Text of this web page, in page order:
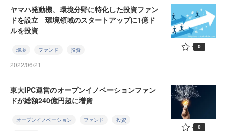
ヤマハ発動機、環境分野に特化した投資ファン
ドを設立 環境領域のスタートアップに1億ド
ルを投資
環境 ファンド 投資
2022/06/21
0
東大IPC運営のオープンイノベーションファン
ドが総額240億円超に増資
オープンイノベーション ファンド 投資
0